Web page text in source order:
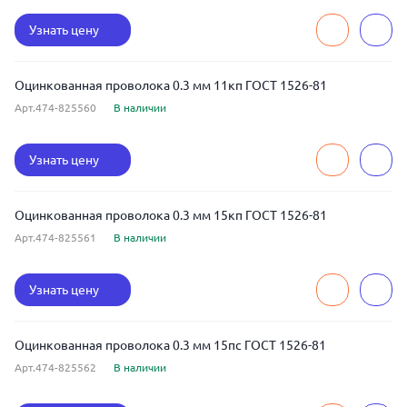
Узнать цену
Оцинкованная проволока 0.3 мм 11кп ГОСТ 1526-81
Арт.474-825560 В наличии
Узнать цену
Оцинкованная проволока 0.3 мм 15кп ГОСТ 1526-81
Арт.474-825561 В наличии
Узнать цену
Оцинкованная проволока 0.3 мм 15пс ГОСТ 1526-81
Арт.474-825562 В наличии